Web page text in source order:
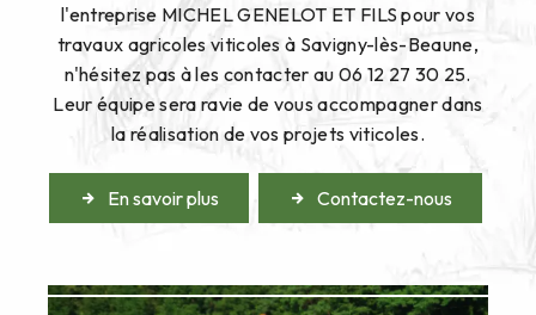
l'entreprise MICHEL GENELOT ET FILS pour vos
travaux agricoles viticoles à Savigny-lès-Beaune,
n'hésitez pas à les contacter au 06 12 27 30 25.
Leur équipe sera ravie de vous accompagner dans
la réalisation de vos projets viticoles.
En savoir plus Contactez-nous